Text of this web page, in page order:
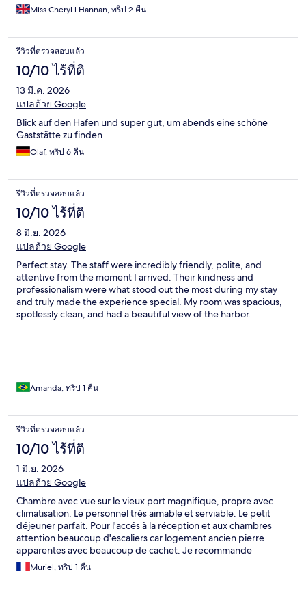
Miss Cheryl l Hannan, ทริป 2 คืน
รีวิวที่ตรวจสอบแล้ว
10/10 ไร้ที่ติ
13 มี.ค. 2026
แปลด้วย Google
Blick auf den Hafen und super gut, um abends eine schöne
Gaststätte zu finden
Olaf, ทริป 6 คืน
รีวิวที่ตรวจสอบแล้ว
10/10 ไร้ที่ติ
8 มิ.ย. 2026
แปลด้วย Google
Perfect stay. The staff were incredibly friendly, polite, and
attentive from the moment I arrived. Their kindness and
professionalism were what stood out the most during my stay
and truly made the experience special. My room was spacious,
spotlessly clean, and had a beautiful view of the harbor.
Amanda, ทริป 1 คืน
รีวิวที่ตรวจสอบแล้ว
10/10 ไร้ที่ติ
1 มิ.ย. 2026
แปลด้วย Google
Chambre avec vue sur le vieux port magnifique, propre avec
climatisation. Le personnel très aimable et serviable. Le petit
déjeuner parfait. Pour l'accés à la réception et aux chambres
attention beaucoup d'escaliers car logement ancien pierre
apparentes avec beaucoup de cachet. Je recommande
fortement.
Muriel, ทริป 1 คืน